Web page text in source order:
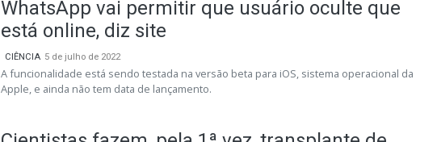
WhatsApp vai permitir que usuário oculte que
está online, diz site
CIÊNCIA 5 de julho de 2022
A funcionalidade está sendo testada na versão beta para iOS, sistema operacional da
Apple, e ainda não tem data de lançamento.